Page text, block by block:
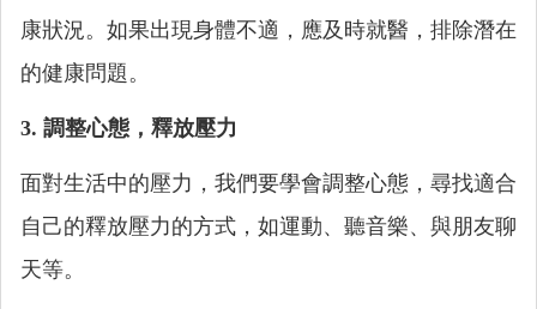
康狀況。如果出現身體不適，應及時就醫，排除潛在
的健康問題。
3. 調整心態，釋放壓力
面對生活中的壓力，我們要學會調整心態，尋找適合
自己的釋放壓力的方式，如運動、聽音樂、與朋友聊
天等。